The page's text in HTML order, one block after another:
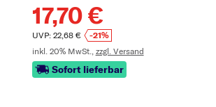
17,70 €
UVP: 22,68 €
-21%
inkl. 20% MwSt., zzgl. Versand
Sofort lieferbar